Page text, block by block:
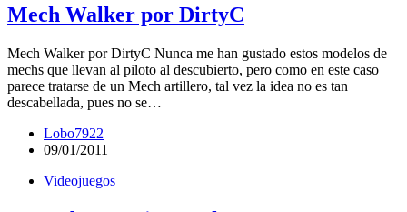
Mech Walker por DirtyC
Mech Walker por DirtyC Nunca me han gustado estos modelos de
mechs que llevan al piloto al descubierto, pero como en este caso
parece tratarse de un Mech artillero, tal vez la idea no es tan
descabellada, pues no se…
Lobo7922
09/01/2011
Videojuegos